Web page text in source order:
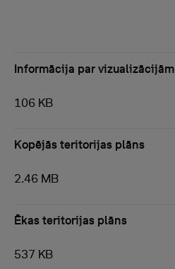
Informācija par vizualizācijām
106 KB
Kopējās teritorijas plāns
2.46 MB
Ēkas teritorijas plāns
537 KB